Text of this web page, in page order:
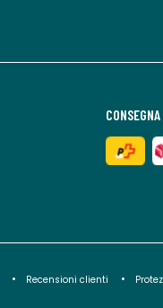
Recensioni clienti